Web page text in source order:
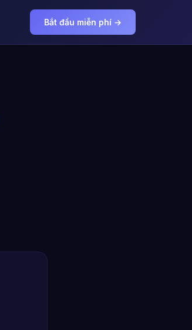
Bắt đầu miễn phí →